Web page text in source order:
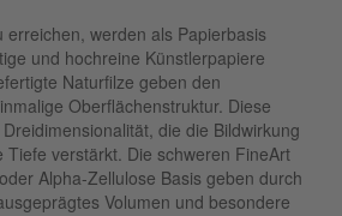
erreichen, werden als Papierbasis
und hochreine Künstlerpapiere
Naturfilze geben den
Oberflächenstruktur. Diese
die die Bildwirkung
Tiefe verstärkt. Die schweren FineArt
Alpha-Zellulose Basis geben durch
Volumen und besondere